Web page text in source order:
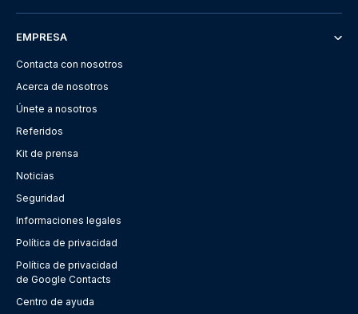
EMPRESA
Contacta con nosotros
Acerca de nosotros
Únete a nosotros
Referidos
Kit de prensa
Noticias
Seguridad
Informaciones legales
Política de privacidad
Política de privacidad
de Google Contacts
Centro de ayuda